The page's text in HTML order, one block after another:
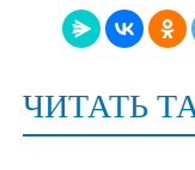
ЧИТАТЬ